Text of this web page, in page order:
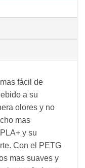
fácil de
a su
olores y no
mas
y su
Con el PETG
mas suaves y